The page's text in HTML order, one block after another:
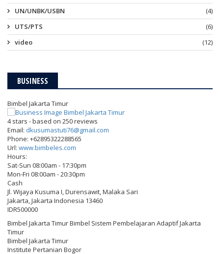
UN/UNBK/USBN
(4)
UTS/PTS
(6)
video
(12)
BUSINESS
Bimbel Jakarta Timur
4stars - based on 250reviews
Email: dkusumastuti76@gmail.com
Phone: +62895322288565
Url: www.bimbeles.com
Hours:
Sat-Sun 08:00am - 17:30pm
Mon-Fri 08:00am - 20:30pm
Cash
Jl. Wijaya Kusuma I, Durensawit, Malaka Sari
Jakarta Jakarta Indonesia 13460
IDR500000
Bimbel Jakarta Timur Bimbel Sistem Pembelajaran Adaptif Jakarta
Timur
Bimbel Jakarta Timur
Institute Pertanian Bogor